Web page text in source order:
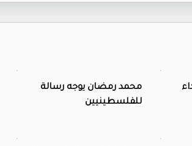
محمد رمضان يوجه رسالة
للفلسطينيين